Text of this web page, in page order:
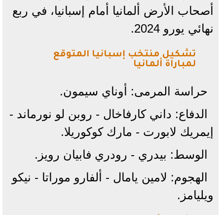
أصحاب الأرض ألمانيا أمام إسبانيا، في ربع
نهائي يورو 2024.
تشكيل منتخب إسبانيا المتوقع
لمباراة ألمانيا
حراسة المرمى: أوناي سيمون.
الدفاع: داني كارفاخال - روبن لو نورماند -
إيمريك لابورت - مارك كوكوريلا.
الوسط: بيدري - رودري فابيان رويز.
الهجوم: لامين يامال - ألفارو موراتا - نيكو
ويليامز.